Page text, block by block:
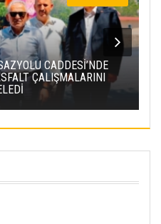
CADDESİ’NDE
ÇALIŞMALARINI